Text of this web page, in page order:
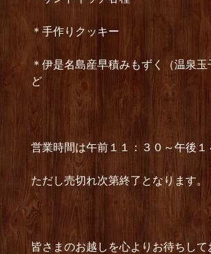
＊手作りクッキー
＊伊是名島産早積みもずく（温泉
ど
営業時間は午前１１：３０～午後１
ただし売切れ次第終了となります。
皆さまのお越しを心よりお待ちして